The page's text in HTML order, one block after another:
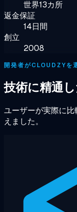
世界13カ所
返金保証
14日間
創立
2008
開発者がCLOUDZYを
技術に精通
ユーザーが実際に
えました。